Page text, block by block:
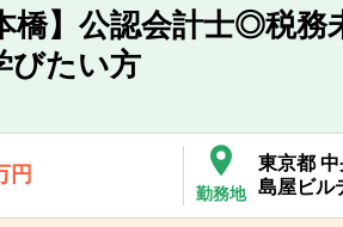
結決算
決算
品取引法に基づくディスクロージャー業務
・組織再編等のプロジェクト業務における会
ークの利用頻度】
ーク中心となっておりますが、業務の必要
に制約があるわけではありません）
橋】公認会計士◎税
びたい方
円
勤務地
東京都
島屋ビル